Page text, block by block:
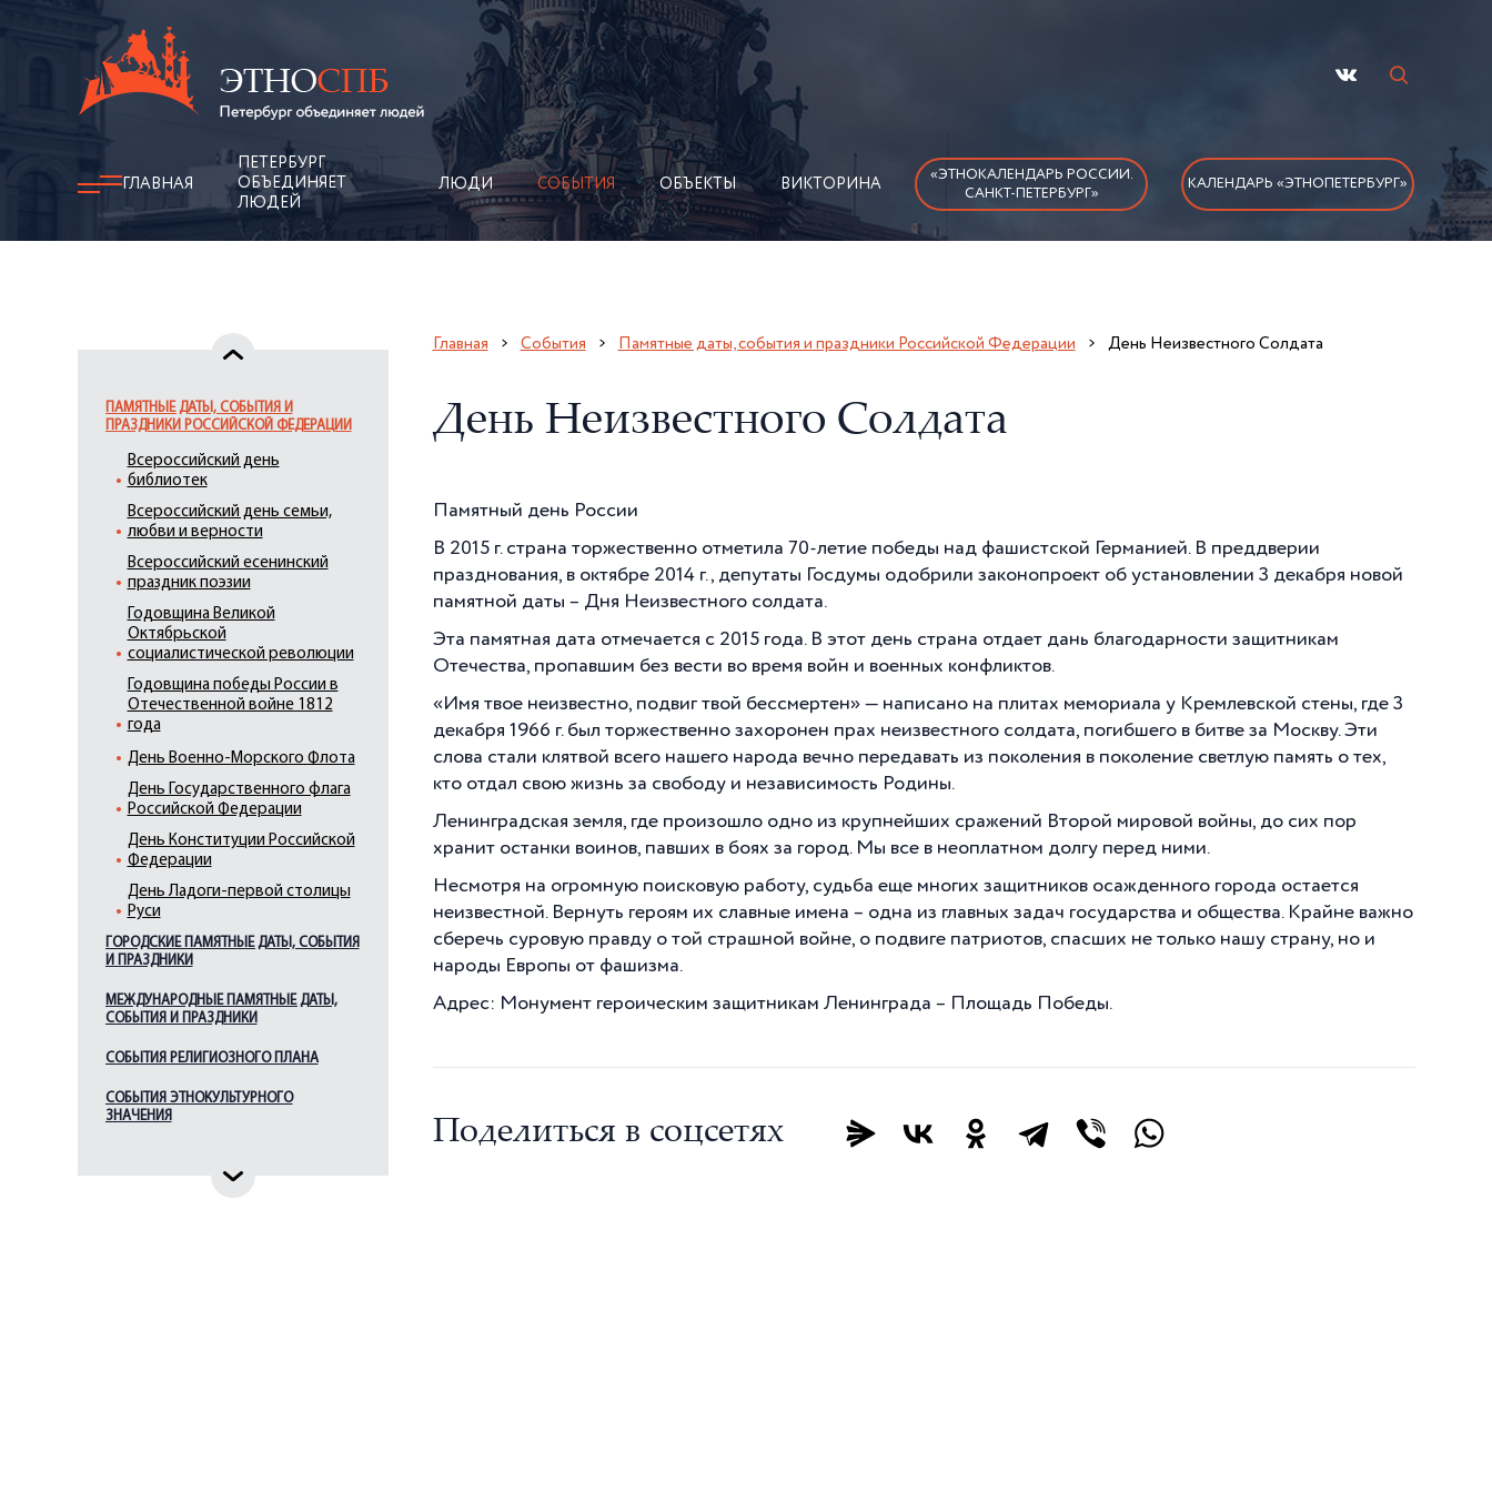
ГЛАВНАЯ
ПЕТЕРБУРГ
ОБЪЕДИНЯЕТ
ЛЮДЕЙ
ЛЮДИ СОБЫТИЯ ОБЪЕКТЫ ВИКТОРИНА
«ЭТНОКАЛЕНДАРЬ РОССИИ.
САНКТ-ПЕТЕРБУРГ»
КАЛЕНДАРЬ «ЭТНОПЕТЕРБУРГ»
ПАМЯТНЫЕ ДАТЫ, СОБЫТИЯ И
ПРАЗДНИКИ РОССИЙСКОЙ ФЕДЕРАЦИИ
Всероссийский день
библиотек
Всероссийский день семьи,
любви и верности
Всероссийский есенинский
праздник поэзии
Годовщина Великой
Октябрьской
социалистической революции
Годовщина победы России в
Отечественной войне 1812
года
День Военно-Морского Флота
День Государственного флага
Российской Федерации
День Конституции Российской
Федерации
День Ладоги-первой столицы
Руси
День Неизвестного Солдата
День России
День воссоединения Крыма с
День единения народов
ГОРОДСКИЕ ПАМЯТНЫЕ ДАТЫ, СОБЫТИЯ
И ПРАЗДНИКИ
МЕЖДУНАРОДНЫЕ ПАМЯТНЫЕ ДАТЫ,
СОБЫТИЯ И ПРАЗДНИКИ
СОБЫТИЯ РЕЛИГИОЗНОГО ПЛАНА
СОБЫТИЯ ЭТНОКУЛЬТУРНОГО
ЗНАЧЕНИЯ
Главная События Памятные даты, события и праздники Российской Федерации День Неизвестного Солдата
День Неизвестного Солдата
Памятный день России
В 2015 г. страна торжественно отметила 70-летие победы над фашистской Германией. В преддверии
празднования, в октябре 2014 г., депутаты Госдумы одобрили законопроект об установлении 3 декабря новой
памятной даты – Дня Неизвестного солдата.
Эта памятная дата отмечается с 2015 года. В этот день страна отдает дань благодарности защитникам
Отечества, пропавшим без вести во время войн и военных конфликтов.
«Имя твое неизвестно, подвиг твой бессмертен» — написано на плитах мемориала у Кремлевской стены, где 3
декабря 1966 г. был торжественно захоронен прах неизвестного солдата, погибшего в битве за Москву. Эти
слова стали клятвой всего нашего народа вечно передавать из поколения в поколение светлую память о тех,
кто отдал свою жизнь за свободу и независимость Родины.
Ленинградская земля, где произошло одно из крупнейших сражений Второй мировой войны, до сих пор
хранит останки воинов, павших в боях за город. Мы все в неоплатном долгу перед ними.
Несмотря на огромную поисковую работу, судьба еще многих защитников осажденного города остается
неизвестной. Вернуть героям их славные имена – одна из главных задач государства и общества. Крайне важно
сберечь суровую правду о той страшной войне, о подвиге патриотов, спасших не только нашу страну, но и
народы Европы от фашизма.
Адрес: Монумент героическим защитникам Ленинграда – Площадь Победы.
Поделиться в соцсетях